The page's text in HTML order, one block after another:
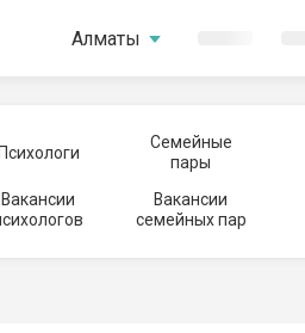
Алматы
Семейные
пары
Вакансии
Вакансии
семейных пар